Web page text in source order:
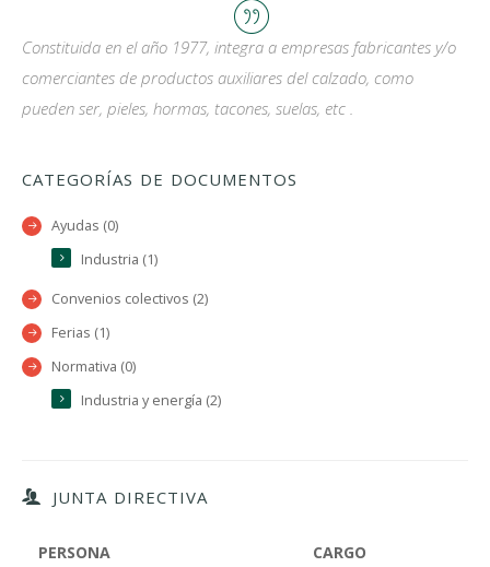
Constituida en el año 1977, integra a empresas fabricantes y/o
comerciantes de productos auxiliares del calzado, como
pueden ser, pieles, hormas, tacones, suelas, etc .
CATEGORÍAS DE DOCUMENTOS
Ayudas (0)
Industria (1)
Convenios colectivos (2)
Ferias (1)
Normativa (0)
Industria y energía (2)
JUNTA DIRECTIVA
PERSONA CARGO